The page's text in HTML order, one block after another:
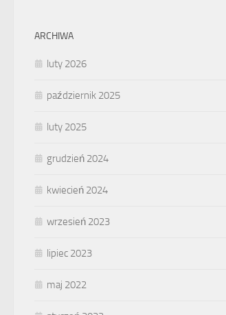
ARCHIWA
luty 2026
październik 2025
luty 2025
grudzień 2024
kwiecień 2024
wrzesień 2023
lipiec 2023
maj 2022